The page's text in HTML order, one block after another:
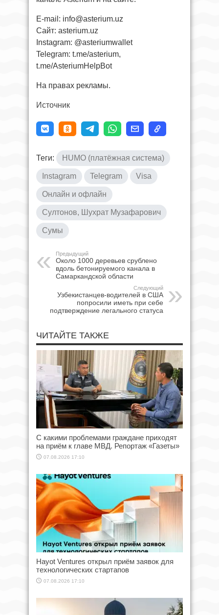
E-mail: info@asterium.uz
Сайт: asterium.uz
Instagram: @asteriumwallet
Telegram: t.me/asterium,
t.me/AsteriumHelpBot
На правах рекламы.
Источник
Теги: HUMO (платёжная система)
Instagram Telegram Visa
Онлайн и офлайн
Султонов, Шухрат Музафарович
Сумы
Предыдущий
Около 1000 деревьев срублено
вдоль бетонируемого канала в
Самаркандской области
Следующий
Узбекистанцев-водителей в США
попросили иметь при себе
подтверждение легального статуса
ЧИТАЙТЕ ТАКЖЕ
С какими проблемами граждане приходят
на приём к главе МВД. Репортаж «Газеты»
07.08.2026 17:10
Hayot Ventures открыл приём заявок для
технологических стартапов
07.08.2026 17:10